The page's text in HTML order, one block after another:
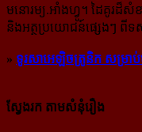
មនោរម្យ.អាំងហ្វូ។ ដៃ​គូរ​ដ៏​
និង​អត្ថ​ប្រយោជន៍​ផ្សេងៗ ពីទស្
» ទូរសាអេឡិចត្រូនិក សម្រា
ស្វែងរក តាមសំនុំរឿង